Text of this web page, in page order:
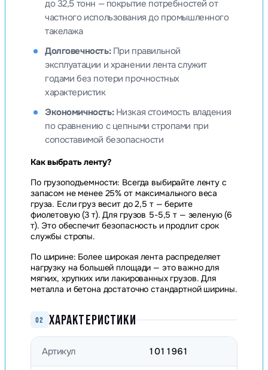
до 32,5 тонн — покрытие потребностей от
частного использования до промышленного
такелажа
Долговечность:При правильной
эксплуатации и хранении лента служит
годами без потери прочностных
характеристик
Экономичность:Низкая стоимость владения
по сравнению с цепными стропами при
сопоставимой безопасности
Как выбрать ленту?
По грузоподъемности: Всегда выбирайте ленту с
запасом не менее 25% от максимального веса
груза. Если груз весит до 2,5 т — берите
фиолетовую (3 т). Для грузов 5-5,5 т — зеленую (6
т). Это обеспечит безопасность и продлит срок
службы стропы.
По ширине: Более широкая лента распределяет
нагрузку на большей площади — это важно для
мягких, хрупких или лакированных грузов. Для
металла и бетона достаточно стандартной ширины.
02 ХАРАКТЕРИСТИКИ
Артикул 1011961